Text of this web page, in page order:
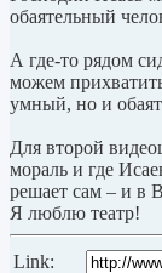
обаятельный
А где-то рядом
можем
умный, но и
Для второй
мораль и где
решает сам – и в
Я люблю театр!
Link: